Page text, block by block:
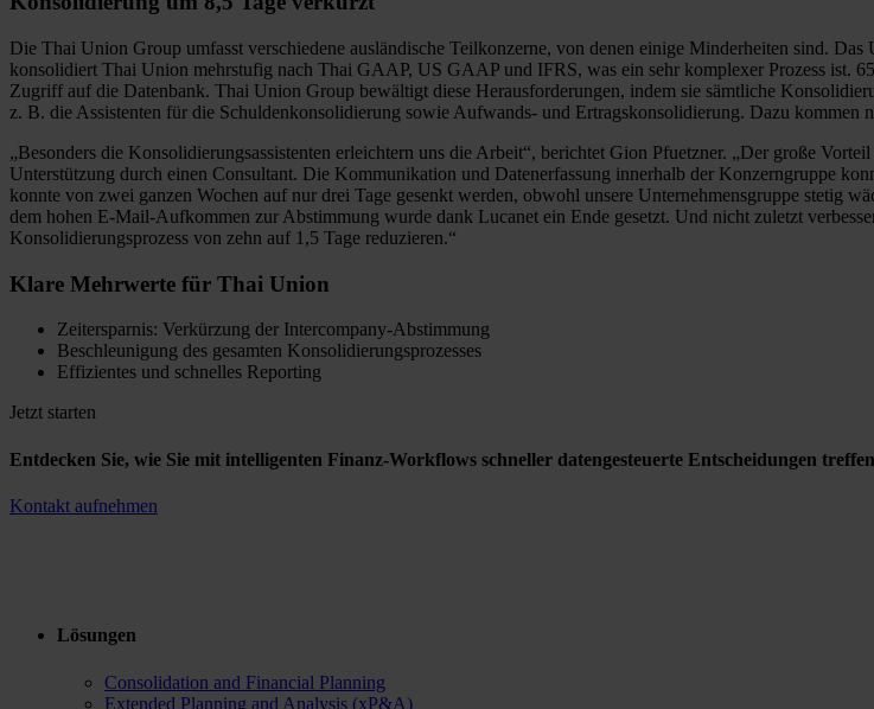
Die Thai Union Group umfasst verschiedene ausländische Teilkonzerne, von denen einige Minderheiten sind.
konsolidiert Thai Union mehrstufig nach Thai GAAP, US GAAP und IFRS, was ein sehr komplexer Prozess ist.
Zugriff auf die Datenbank. Thai Union Group bewältigt diese Herausforderungen, indem sie sämtliche
z. B. die Assistenten für die Schuldenkonsolidierung sowie Aufwands- und Ertragskonsolidierung. Dazu kommen
„Besonders die Konsolidierungsassistenten erleichtern uns die Arbeit“, berichtet Gion Pfuetzner. „Der große
Unterstützung durch einen Consultant. Die Kommunikation und Datenerfassung innerhalb der Konzerngruppe
konnte von zwei ganzen Wochen auf nur drei Tage gesenkt werden, obwohl unsere Unternehmensgruppe stetig
dem hohen E-Mail-Aufkommen zur Abstimmung wurde dank Lucanet ein Ende gesetzt. Und nicht zuletzt
Konsolidierungsprozess von zehn auf 1,5 Tage reduzieren.“
Klare Mehrwerte für Thai Union
Zeitersparnis: Verkürzung der Intercompany-Abstimmung
Beschleunigung des gesamten Konsolidierungsprozesses
Effizientes und schnelles Reporting
Jetzt starten
Entdecken Sie, wie Sie mit intelligenten Finanz-Workflows schneller datengesteuerte Entscheidungen
Kontakt aufnehmen
Lösungen
Consolidation and Financial Planning
Extended Planning and Analysis (xP&A)